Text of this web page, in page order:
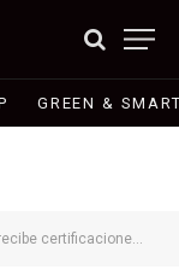
GREEN &
en sostenibilidad